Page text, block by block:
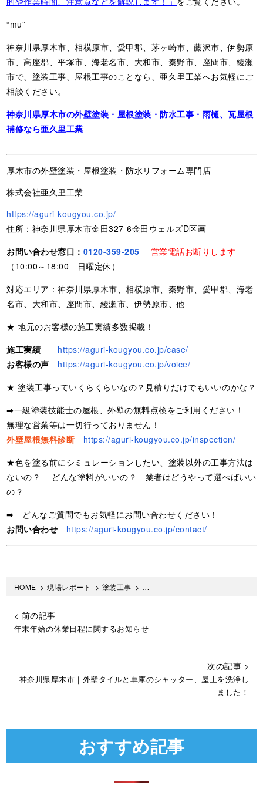
“mu”
神奈川県厚木市、相模原市、愛甲郡、茅ヶ崎市、藤沢市、伊勢原
市、高座郡、平塚市、海老名市、大和市、秦野市、座間市、綾瀬
市で、塗装工事、屋根工事のことなら、亜久里工業へお気軽にご
相談ください。
神奈川県厚木市の外壁塗装・屋根塗装・防水工事・雨樋、瓦屋根
補修なら亜久里工業
厚木市の外壁塗装・屋根塗装・防水リフォーム専門店
株式会社亜久里工業
https://aguri-kougyou.co.jp/
住所：神奈川県厚木市金田327-6金田ウェルズD区画
お問い合わせ窓口： 0120-359-205
営業電話お断りします
（10:00～18:00 日曜定休）
対応エリア：神奈川県厚木市、相模原市、秦野市、愛甲郡、海老
名市、大和市、座間市、綾瀬市、伊勢原市、他
★ 地元のお客様の施工実績多数掲載！
施工実績
https://aguri-kougyou.co.jp/case/
お客様の声
https://aguri-kougyou.co.jp/voice/
★ 塗装工事っていくらくらいなの？見積りだけでもいいのかな？
➡一級塗装技能士の屋根、外壁の無料点検をご利用ください！
無理な営業等は一切行っておりません！
外壁屋根無料診断
https://aguri-kougyou.co.jp/inspection/
★色を塗る前にシミュレーションしたい、塗装以外の工事方法は
ないの？ どんな塗料がいいの？ 業者はどうやって選べばいい
の？
➡ どんなご質問でもお気軽にお問い合わせください！
お問い合わせ
https://aguri-kougyou.co.jp/contact/
HOME >現場レポート > 塗装工事 > 高圧洗浄では塗装しないところも
< 前の記事
年末年始の休業日程に関するお知らせ
次の記事 >
神奈川県厚木市｜外壁タイルと車庫のシャッター、屋上を洗浄し
ました！
おすすめ記事